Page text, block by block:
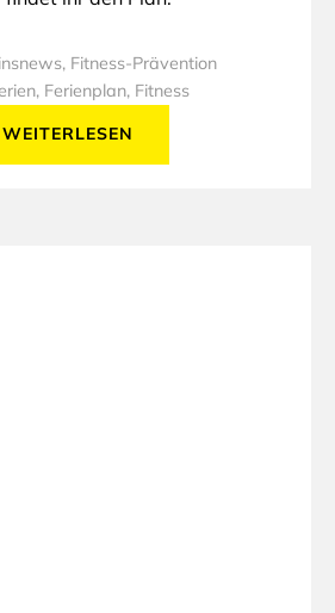
, Fitness-Prävention
, Ferienplan, Fitness
WEITERLESEN